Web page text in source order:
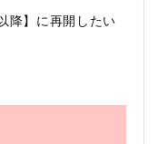
降】に再開したい